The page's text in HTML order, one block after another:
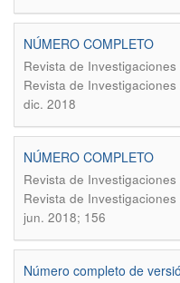
NÚMERO COMPLETO
Revista de
Revista de
dic. 2018
NÚMERO COMPLETO
Revista de
Revista de
jun. 2018; 156
Número completo de